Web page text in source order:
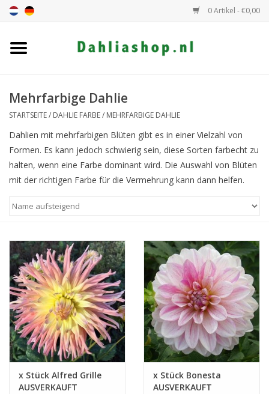
0 Artikel - €0,00
Dahlien Angebot
Dahlie Farbe
Allgemein
Blog
Mehrfarbige Dahlie
STARTSEITE/ DAHLIE FARBE/ MEHRFARBIGE DAHLIE
Dahlien mit mehrfarbigen Blüten gibt es in einer Vielzahl von
Formen. Es kann jedoch schwierig sein, diese Sorten farbecht zu
halten, wenn eine Farbe dominant wird. Die Auswahl von Blüten
mit der richtigen Farbe für die Vermehrung kann dann helfen.
x Stück Alfred Grille
AUSVERKAUFT
x Stück Bonesta
AUSVERKAUFT